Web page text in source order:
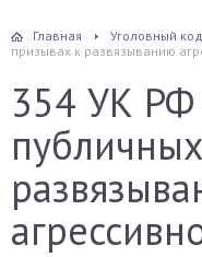
Главная Уголовный
призывах к развязыванию
354 УК РФ